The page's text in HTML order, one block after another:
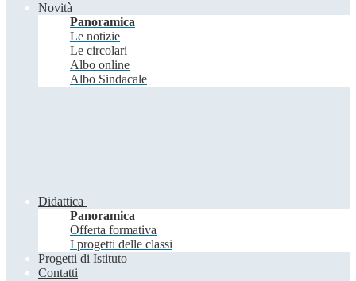
Novità
Panoramica
Le notizie
Le circolari
Albo online
Albo Sindacale
Didattica
Panoramica
Offerta formativa
I progetti delle classi
Progetti di Istituto
Contatti